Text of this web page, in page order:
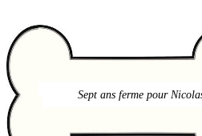
Sept ans ferme pour